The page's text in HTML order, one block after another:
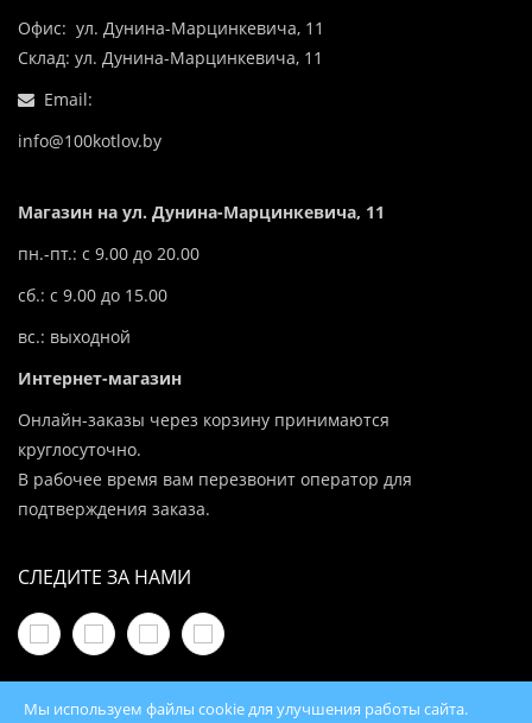
Офис: ул. Дунина-Марцинкевича, 11
Склад: ул. Дунина-Марцинкевича, 11
Email:
info@100kotlov.by
Магазин на ул. Дунина-Марцинкевича, 11
пн.-пт.: с 9.00 до 20.00
сб.: с 9.00 до 15.00
вс.: выходной
Интернет-магазин
Онлайн-заказы через корзину принимаются
круглосуточно.
В рабочее время вам перезвонит оператор для
подтверждения заказа.
СЛЕДИТЕ ЗА НАМИ
Мы используем файлы cookie для улучшения работы сайта.